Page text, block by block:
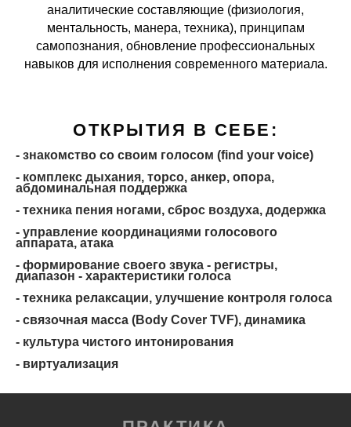
аналитические составляющие (физиология,
ментальность, манера, техника), принципам
самопознания, обновление профессиональных
навыков для исполнения современного материала.
ОТКРЫТИЯ В СЕБЕ:
- знакомство со своим голосом (find your voice)
- комплекс дыхания, торсо, анкер, опора,
абдоминальная поддержка
- техника пения ногами, сброс воздуха, додержка
- управление координациями голосового
аппарата, атака
- формирование своего звука - регистры,
диапазон - характеристики голоса
- техника релаксации, улучшение контроля голоса
- связочная масса (Body Cover TVF), динамика
- культура чистого интонирования
- виртуализация